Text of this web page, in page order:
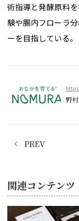
術指導と発酵原料
験や腸内フローラ
ーを目指している。
野
PREV
関連コンテンツ